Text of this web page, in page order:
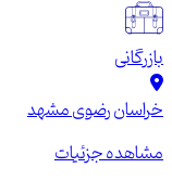
بازرگانی
خراسان رضویمشهد
مشاهده جزئیات